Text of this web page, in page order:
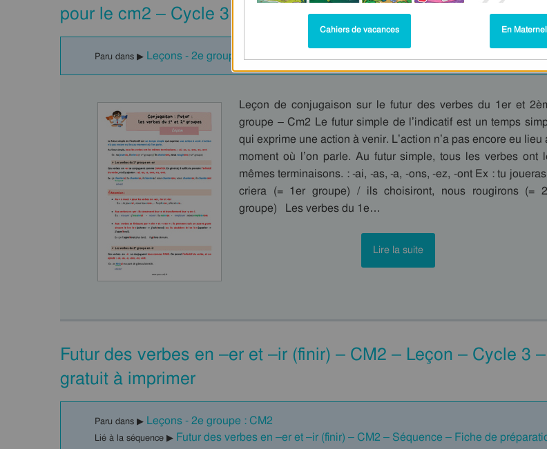
pour le cm2 – Cycle 3 – PDF gratuit à imprimer
Paru dans ▶ Leçons - 2e groupe : CM2
Leçon de conjugaison sur le futur des verbes du 1er et
groupe – Cm2 Le futur simple de l’indicatif est un temps
qui exprime une action à venir. L’action n’a pas encore eu lieu
moment où l’on parle. Au futur simple, tous les verbes ont
mêmes terminaisons. : -ai, -as, -a, -ons, -ez, -ont Ex : tu
criera (= 1er groupe) / ils choisiront, nous rougirons (=
groupe) Les verbes du 1e…
Lire la suite
Futur des verbes en –er et –ir (finir) – CM2 – Leçon – Cycle 3
gratuit à imprimer
Paru dans ▶ Leçons - 2e groupe : CM2
Lié à la séquence ▶ Futur des verbes en –er et –ir (finir) – CM2 – Séquence – Fiche de
Cahiers de vacances En